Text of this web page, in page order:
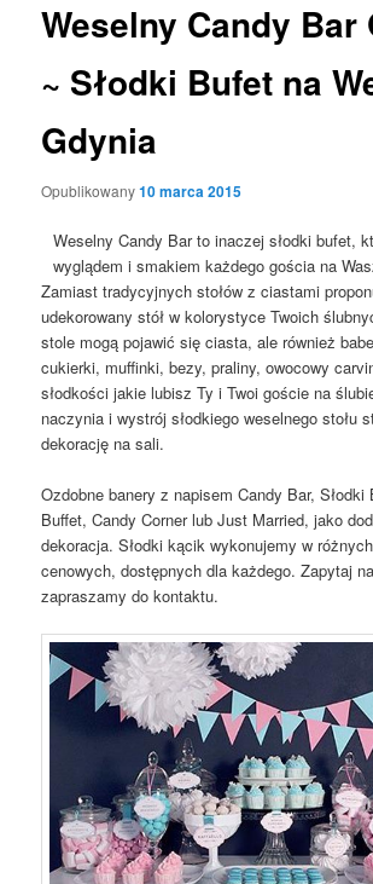
Weselny Candy Bar
~ Słodki Bufet na
Gdynia
Opublikowany10 marca 2015
Weselny Candy Bar to inaczej słodki bufet,
wyglądem i smakiem każdego gościa na
Zamiast tradycyjnych stołów z ciastami
udekorowany stół w kolorystyce Twoich
stole mogą pojawić się ciasta, ale również
cukierki, muffinki, bezy, praliny, owocowy
słodkości jakie lubisz Ty i Twoi goście na
naczynia i wystrój słodkiego weselnego stołu
dekorację na sali.
Ozdobne banery z napisem Candy Bar, Słodki
Buffet, Candy Corner lub Just Married, jako
dekoracja. Słodki kącik wykonujemy w
cenowych, dostępnych dla każdego. Zapytaj
zapraszamy do kontaktu.